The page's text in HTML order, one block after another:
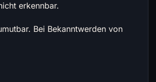
erkennbar.
Bei Bekanntwerden von